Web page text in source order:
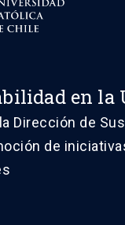
en la
Dirección de
de